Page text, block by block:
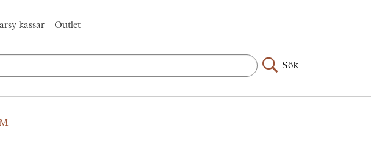
kassar Outlet
Sök